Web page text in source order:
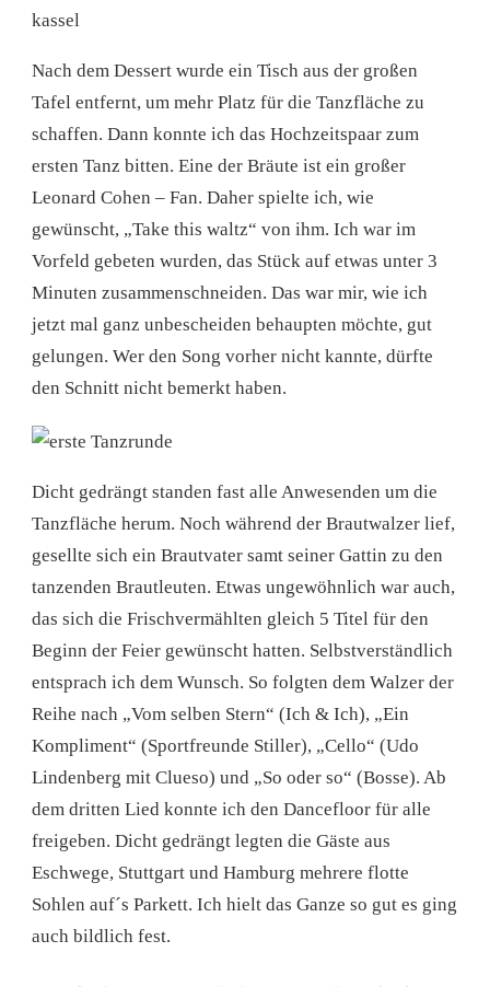
Nach dem Dessert wurde ein Tisch aus der großen
Tafel entfernt, um mehr Platz für die Tanzfläche zu
schaffen. Dann konnte ich das Hochzeitspaar zum
ersten Tanz bitten. Eine der Bräute ist ein großer
Leonard Cohen – Fan. Daher spielte ich, wie
gewünscht, „Take this waltz“ von ihm. Ich war im
Vorfeld gebeten wurden, das Stück auf etwas unter 3
Minuten zusammenschneiden. Das war mir, wie ich
jetzt mal ganz unbescheiden behaupten möchte, gut
gelungen. Wer den Song vorher nicht kannte, dürfte
den Schnitt nicht bemerkt haben.
Dicht gedrängt standen fast alle Anwesenden um die
Tanzfläche herum. Noch während der Brautwalzer lief,
gesellte sich ein Brautvater samt seiner Gattin zu den
tanzenden Brautleuten. Etwas ungewöhnlich war auch,
das sich die Frischvermählten gleich 5 Titel für den
Beginn der Feier gewünscht hatten. Selbstverständlich
entsprach ich dem Wunsch. So folgten dem Walzer der
Reihe nach „Vom selben Stern“ (Ich & Ich), „Ein
Kompliment“ (Sportfreunde Stiller), „Cello“ (Udo
Lindenberg mit Clueso) und „So oder so“ (Bosse). Ab
dem dritten Lied konnte ich den Dancefloor für alle
freigeben. Dicht gedrängt legten die Gäste aus
Eschwege, Stuttgart und Hamburg mehrere flotte
Sohlen auf´s Parkett. Ich hielt das Ganze so gut es ging
auch bildlich fest.